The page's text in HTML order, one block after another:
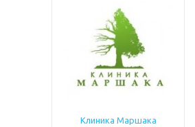
Клиника Маршака